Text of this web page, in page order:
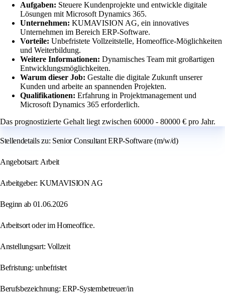
Aufgaben: Steuere Kundenprojekte und entwickle digitale
Lösungen mit Microsoft Dynamics 365.
Unternehmen: KUMAVISION AG, ein innovatives
Unternehmen im Bereich ERP-Software.
Vorteile: Unbefristete Vollzeitstelle, Homeoffice-Möglichkeiten
und Weiterbildung.
Weitere Informationen: Dynamisches Team mit großartigen
Entwicklungsmöglichkeiten.
Warum dieser Job: Gestalte die digitale Zukunft unserer
Kunden und arbeite an spannenden Projekten.
Qualifikationen: Erfahrung in Projektmanagement und
Microsoft Dynamics 365 erforderlich.
Das prognostizierte Gehalt liegt zwischen 60000 - 80000 € pro Jahr.
Stellendetails zu: Senior Consultant ERP-Software (m/w/d)
Angebotsart: Arbeit
Arbeitgeber: KUMAVISION AG
Beginn ab 01.06.2026
Arbeitsort oder im Homeoffice.
Anstellungsart: Vollzeit
Befristung: unbefristet
Berufsbezeichnung: ERP-Systembetreuer/in